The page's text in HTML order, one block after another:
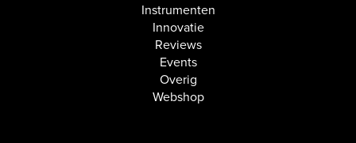
Instrumenten
Innovatie
Reviews
Events
Overig
Webshop